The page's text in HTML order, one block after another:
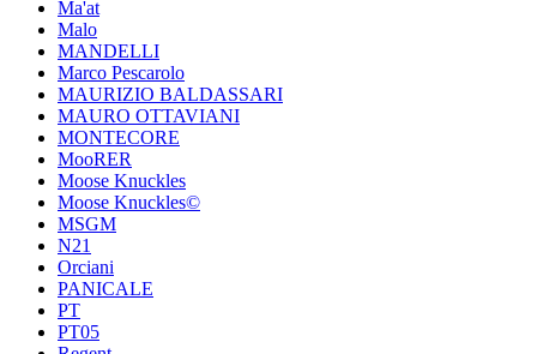
Ma'at
Malo
MANDELLI
Marco Pescarolo
MAURIZIO BALDASSARI
MAURO OTTAVIANI
MONTECORE
MooRER
Moose Knuckles
Moose Knuckles©️
MSGM
N21
Orciani
PANICALE
PT
PT05